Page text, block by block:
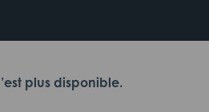
plus disponible.